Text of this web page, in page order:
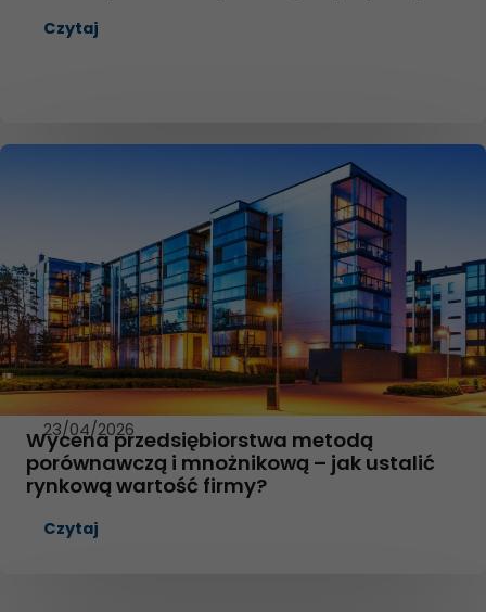
Czytaj
23/04/2026
Wycena przedsiębiorstwa metodą
porównawczą i mnożnikową – jak ustalić
rynkową wartość firmy?
Czytaj